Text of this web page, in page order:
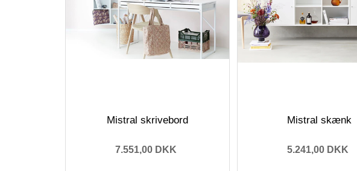
Mistral skrivebord
7.551,00 DKK
Mistral skænk
5.241,00 DKK